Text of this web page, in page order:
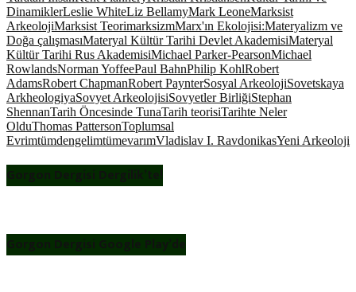
DinamiklerLeslie WhiteLiz BellamyMark LeoneMarksist
ArkeolojiMarksist TeorimarksizmMarx'ın Ekolojisi:Materyalizm ve
Doğa çalışmasıMateryal Kültür Tarihi Devlet AkademisiMateryal
Kültür Tarihi Rus AkademisiMichael Parker-PearsonMichael
RowlandsNorman YoffeePaul BahnPhilip KohlRobert
AdamsRobert ChapmanRobert PaynterSosyal ArkeolojiSovetskaya
ArkheologiyaSovyet ArkeolojisiSovyetler BirliğiStephan
ShennanTarih Öncesinde TunaTarih teorisiTarihte Neler
OlduThomas PattersonToplumsal
EvrimtümdengelimtümevarımVladislav I. RavdonikasYeni Arkeoloji
Gorgon Dergisi Dergilik’te!
Gorgon Dergisi Google Play’de